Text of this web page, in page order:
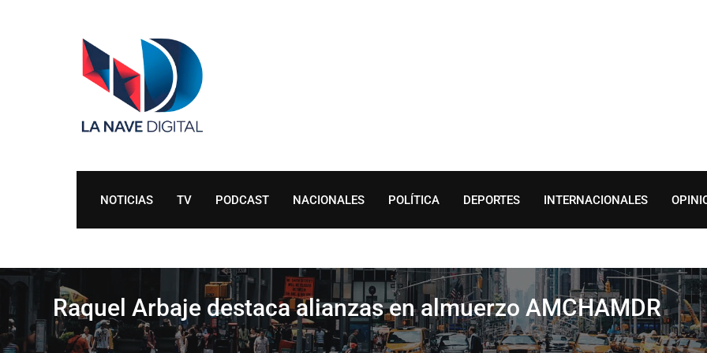
NOTICIAS TV PODCAST NACIONALES POLÍTICA DEPORTES INTERNACIONALES
Raquel Arbaje destaca alianzas en almuerzo AMCHAMDR